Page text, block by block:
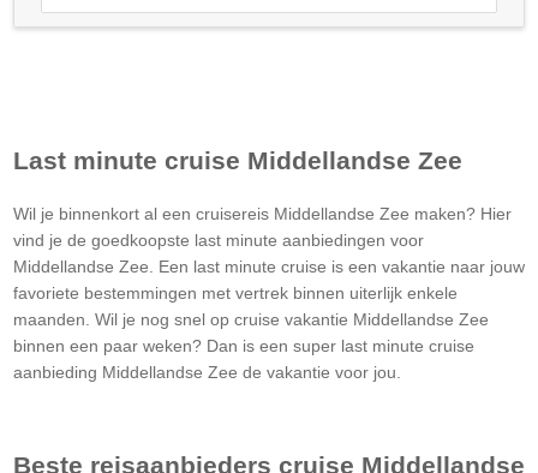
Last minute cruise Middellandse Zee
Wil je binnenkort al een cruisereis Middellandse Zee maken? Hier
vind je de goedkoopste last minute aanbiedingen voor
Middellandse Zee . Een last minute cruise is een vakantie naar jouw
favoriete bestemmingen met vertrek binnen uiterlijk enkele
maanden. Wil je nog snel op cruise vakantie Middellandse Zee
binnen een paar weken? Dan is een super last minute cruise
aanbieding Middellandse Zee de vakantie voor jou.
Beste reisaanbieders cruise Middellandse